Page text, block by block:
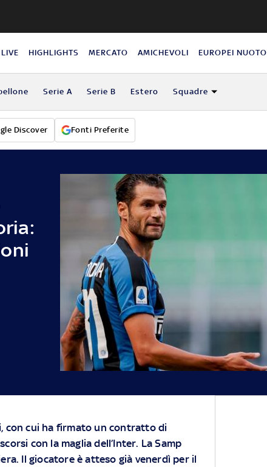
HIGHLIGHTS MERCATO AMICHEVOLI EUROPEI NUOTO
Serie A Serie B Estero Squadre
Discover Fonti Preferite
con cui ha firmato un contratto di
con la maglia dell’Inter. La Samp
Il giocatore è atteso già venerdì per il